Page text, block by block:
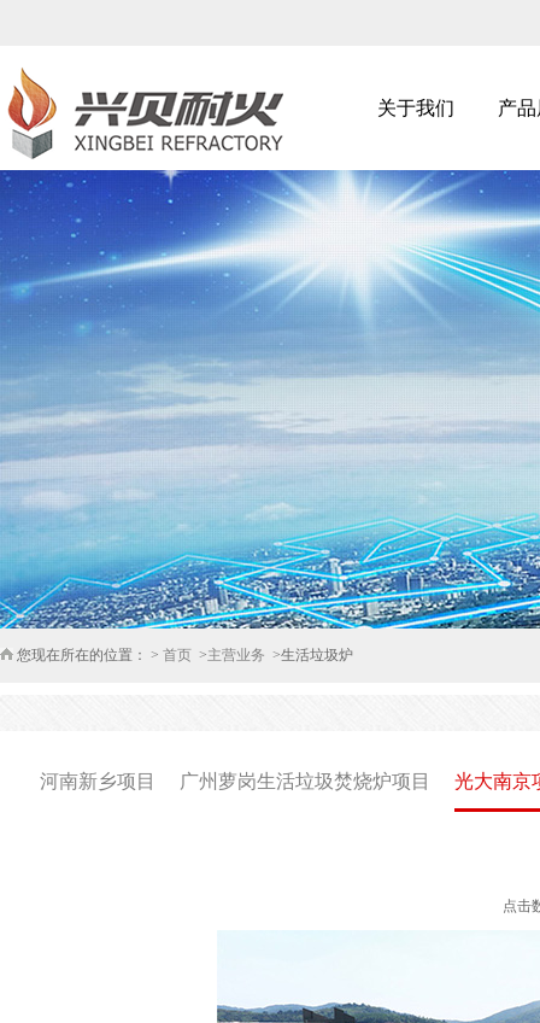
关于我们 产
您现在所在的位置： > 首页 >主营业务 >生活垃圾炉
河南新乡项目 广州萝岗生活垃圾焚烧炉项目 光大南京
点击